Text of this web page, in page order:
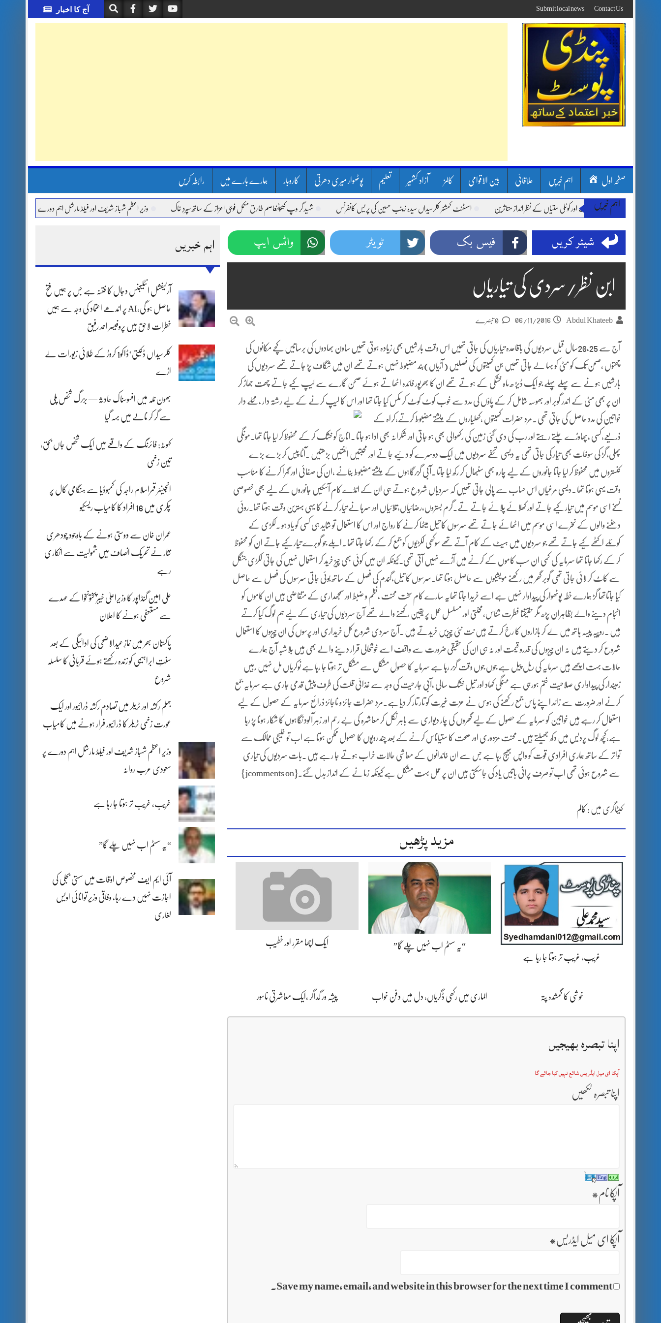
to
content
آج کا اخبار Contact Us
Submit local news
صفحہ اول اہم خبریں علاقائی بین الاقوامی کالمز آزاد کشمیر تعلیم پوٹھوار میری دھرتی کاروبار ہمارے بارے میں رابطہ کریں
اہم خبریں
بارشیں، لینڈ سلائیڈنگ اور کوٹلی ستیاں کے نظر انداز متاثرین اسسٹنٹ کمشنر کلرسیداں سیدہ زینب حسین کی پریس کانفرنس شہید گر وپ کیپٹنعاصم طارق مکمل فوجی اعزاز کے ساتھ سپردِ خاک وزیر اعظم شہباز شریف اور فیلڈ مارشل اہم دورے پر سعودی عرب روانہ
اہم خبریں
آرٹیفشل انٹلیجنس دجال کا فتنہ ہے جس پر ہمیں فتح
حاصل ہو گی،AI پر اندھے اعتماد کی وجہ سے ہمیں
خطرات لاحق ہیں پروفیسر احمد رفیق
کلرسیداں ڈکیتی‘ڈاکو1 کروڑ کے طلائی زیورات لے
اڑے
بھون نلہ میں افسوسناک حادثہ — بزرگ شخص پلی
سے گر کر نالے میں بہہ گیا
کہوٹہ: فائرنگ کے واقعے میں ایک شخص جاں بحق،
تین زخمی
انجینئر قمراسلام راجہ کی کمبوڈیا سے ہنگامی کال پر
چکری میں 16 افراد کا کامیاب ریسکیو
عمران خان سے دوستی ہونے کے باوجود چودھری
نثار نے تحریک انصاف میں شمولیت سے انکاری
رہے
علی امین گنڈاپور کا وزیراعلیٰ خیبرپختونخوا کے عہدے
سے مستعفی ہونے کا اعلان
پاکستان بھر میں نمازِ عیدالاضحی کی ادائیگی کے بعد
سنتِ ابراہیمی کو زندہ رکھتے ہوئے قربانی کا سلسلہ
شروع
جہلم رکشہ اور ٹریلر میں تصادم رکشہ ڈرائیور اور ایک
عورت زخمی ٹریلر کا ڈرائیور فرار ہونے میں کامیاب
وزیر اعظم شہباز شریف اور فیلڈ مارشل اہم دورے پر
سعودی عرب روانہ
غریب، غریب تر ہوتا جا رہا ہے
“یہ سسٹم اب نہیں چلے گا”
آئی ایم ایف مخصوص اوقات میں سستی بجلی کی
اجازت نہیں دے رہا، وفاقی وزیر توانائی اویس
لغاری
شیئر کریں فیس بک ٹویٹر واٹس ایپ
ابن نظر/سردی کی تیاریاں
Abdul Khateeb
06/11/2016
آج سے 20,25سال قبل سردیوں کی باقاعدہ تیاریاں کی جاتی تھیں اس وقت بارشیں بھی زیادہ ہوتی تھیں ساون بھادوں کی برساتیں کچے مکانوں کی
چھتوں ،صحن تک کو مٹی کو بہا لے جاتی تھیں جن کھیتوں کی فصلیں (آڑیاں)بند مضبوط نہیں ہوتے تھے ان میں شگاف پڑ جاتے تھے سردیوں کی
بارشیں ہونے سے پہلے پہلے جو ایک ڈیڑ ھ ماہ خشکی کے ہوتے تھے ان کا بھرپور فائدہ اٹھاتے ہوئے صحن گارے سے لیپ کیے جاتے چھت جھاڑ کر
ان پر بھی مٹی کے اندر گوبر اور بھوسہ شامل کر کے پاؤں کی مدد سے خوب کوٹ کوٹ کر مکس کیا جاتا تھا اور اس کا لیپ کرنے کے لیے رشتہ دار ،محلے دار
خواتین کی مدد حاصل کی جاتی تھی ۔مرد حضرات کھیتوں ،کھلیاروں کے پشتے مضبوط کرتے،کراہ کے
ذریعے،کسی ،پھاوڑے چلتے رہتے اور رب کی دی گئی زمین کی رکھوالی بھی ہو جاتی اور شکرانہ بھی ادا ہو جاتا ۔اناج کو خشک کر کے محفوظ کر لیا جاتا تھا۔مونگی
پھلی،گڑ کی سوغات بھی تیار کی جاتی تھی یہ دیسی تحفے سردیوں میں ایک دوسرے کو دئیے جاتے اور محبتیں الفتیں بڑھتیں ۔آٹا پیس کر بڑے بڑے
کنستروں میں محفوظ کر لیا جاتا جانوروں کے لیے چارہ بھی سنبھال کر رکھ لیا جاتا ۔آبی گزرگاہوں کے پشتے مضبوط بنانے ،ان کی صفائی اور گہرا کرنے کا مناسب
وقت یہی ہوتا تھا ۔دیسی مرغیاں اس حساب سے پالی جاتی تھیں کہ سردیاں شروع ہوتے ہی ان کے انڈے کام آسکیں جانوروں کے لیے بھی خصوصی
نسخے اسی موسم میں تیار کیے جاتے اور کھلائے پلائے جاتے تے۔گرم بستروں،رضائیاں،تلائیاں اور سرہانے تیار کرنے کا یہی بہترین وقت ہوتا تھا۔روئی
دھننے والوں کے نخرے اسی موسم میں اٹھائے جاتے تھے سرسوں کا تیل میٹھا کرنے کا رواج اور اس کا استعمال تو شاید ہی کسی کو یاد ہو ۔لکڑی کے
کوئلے اکٹھے کیے جاتے تھے جو سردیوں میں ہیٹ کے کام آتے تھے سوکھی لکڑیوں کو جمع کر کے رکھا جاتا تھا ۔ابلے جو گوبرے تیار کیے جاتے ان کو محفوظ
کر کے رکھا جاتا تھا سرمایہ کی کمی ان سب کاموں کے کرنے میں آڑے نہیں آتی تھی۔کیونکہ ان میں کوئی بھی چیز خرید کر استعمال نہیں کی جاتی لکڑی جنگل
سے کاٹ کر لائی جاتی تھی گوبر گھر میں رکھنے مویشیوں سے حاصل ہوتا تھا۔سرسوں کا تیل،گندم کی فصل کے ساتھ بوئی جاتی سرسوں کی فصل سے حاصل
کیا جاتاتھا گڑ ہمارے خطہ پوٹھوار کی پیداوار نہیں ہے اسے خریدا جاتا تھایہ سارے کام سخت محنت ،نظم و ضبط اور سمجھداری کے متقاضی ہیں ان کاموں کو
انجام دینے والے بظاہران پڑھ مگر حقیقتا فطرت شناس،محنتی اور مسلسل عمل پر یقین رکھنے والے تھے آج سردیوں کی تیاری کے لیے ہم لوگ کیا کرتے
ہیں ۔روپیہ پیسہ ہاتھ میں لے کر بازاروں کا رخ کرتے ہیں نت نئی چیزیں خریدتے ہیں ۔آج سردی شروع کل خریداری اور پرسوں کی ان چیزوں کا استعمال
شروع کر دیتے ہیں نہ ان چیزوں کی قدرو قیمت اور نہ ہی ان کی حقیقی ضرورت سے واقف اسے خوشحالی قرار دینے والے بھی ہیں بلاشبہ آج ہمارے
حالات بہت اچھے ہیں سرمایہ کی ریل پیل ہے جوں جوں وقت گزر رہا ہے سرمایہ کا حصول مشکل سے مشکل تر ہوتا جا رہا ہے نوکریاں مل نہیں رہیں
زمیندار کی پیداواری صلاحیت ختم ہورہی ہے مہنگی کھاد اور تیل خشک سالی ،آبی جارحیت کی وجہ سے غذائی قلت کی طرف پیش قدمی جاری ہے سرمایہ جمع
کرنے اور ضرورت سے زائد اپنے پاس جمع رکھنے کی ہوس نے عزت غیرت کو تار تار کر دیاہے۔مرد حضرات جائز و ناجائز ذرائع سرمایہ کے حصول کے لیے
استعمال کر رہے ہیں خواتین کو سرمایہ کے حصول کے لیے گھروں کی چار دیواری سے باہر نکل کر معاشرہ کی بے رحم اور زہر آلود نگاہوں کا شکار ہونا پڑ رہا
ہے،کچھ لوگ پردیس میں دکھ جھیلتے ہیں ۔محنت مزدوری اور صحت کا ستیاناس کرنے کے بعد چند روپوں کا حصول ممکن ہوتا ہے اب تو خلیجی ممالک سے
تواتر کے ساتھ ہماری افرادی قوت کو واپس بھیج رہا ہے جس سے ان خاندانوں کے معاشی حالات خراب ہوتے جا رہے ہیں ۔بات سردیوں کی تیاری
سے شروع ہوئی تھی اب تو صرف پرانی باتیں یاد کی جاسکتی ہیں ان پر عمل بہت مشکل ہے کیونکہ زمانے کے انداز بدل گئے۔{jcomments on}
کیٹاگری میں : کالم
مزید پڑھیں
غریب، غریب تر ہوتا جا رہا ہے
“یہ سسٹم اب نہیں چلے گا” ایک اچھا مقرر اور خطیب
خوشی کا گمشدہ پتہ الماری میں رکھی ڈگریاں، دل میں دفن خواب پیشہ ور گداگر ،ایک معاشرتی ناسور
اپنا تبصرہ بھیجیں
آپکا ای میل ایڈریس شائع نہیں کیا جائے گا
اپنا تبصرہ لکھیں
آپکا نام *
آپکا ای میل ایڈریس *
Save my name, email, and website in this browser for the next time I comment.